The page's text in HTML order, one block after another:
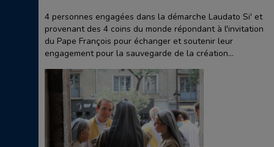
4 personnes engagées dans la démarche Laudato Si' et
provenant des 4 coins du monde répondant à l'invitation
du Pape François pour échanger et soutenir leur
engagement pour la sauvegarde de la création...